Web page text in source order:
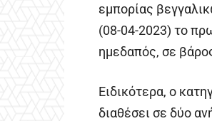
εμπορίας
(08-04-2023) το
ημεδαπός, σε
Ειδικότερα, ο
διαθέσει σε δύο